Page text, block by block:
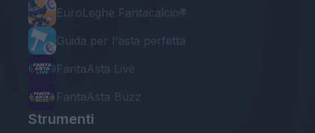
EuroLeghe Fantacalcio®
Guida per l'asta perfetta
FantaAsta Live
FantaAsta Buzz
Strumenti